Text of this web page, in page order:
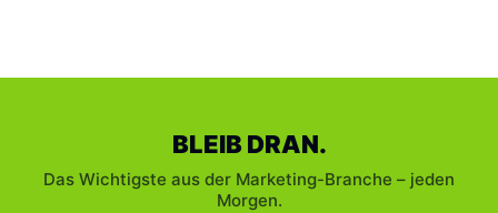
BLEIB DRAN.
Das Wichtigste aus der Marketing-Branche – jeden
Morgen.